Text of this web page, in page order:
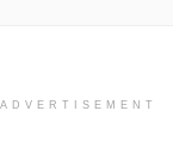
ADVERTISEMENT